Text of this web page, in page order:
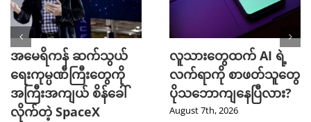
အမေရိကန် ဆက်သွယ်
ရေးကုမ္ပဏီကြီးတွေကို
အကြီးအကျယ် စိန်ခေါ်
လိုက်တဲ့ SpaceX
လူသားတွေထက် AI ရဲ့
လက်ရာကို စာဖတ်သူတွေ
ပိုသဘောကျနေပြီလား?
August 7th, 2026